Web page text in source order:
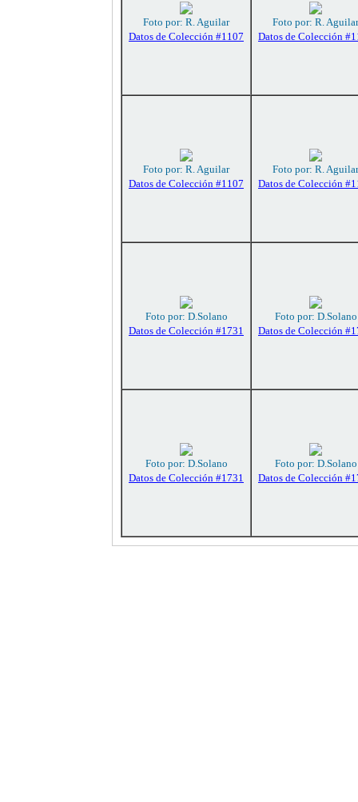
Foto por: R. Aguilar
Datos de Colección #1107
Foto por: R. Aguilar
Datos de Colección
Foto por: R. Aguilar
Datos de Colección #1107
Foto por: R. Aguilar
Datos de Colección
Foto por: D.Solano
Datos de Colección #1731
Foto por: D.Solano
Datos de Colección
Foto por: D.Solano
Datos de Colección #1731
Foto por: D.Solano
Datos de Colección